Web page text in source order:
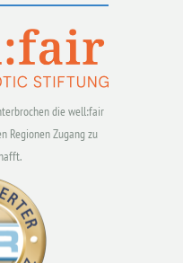
die well:fair
Regionen Zugang zu